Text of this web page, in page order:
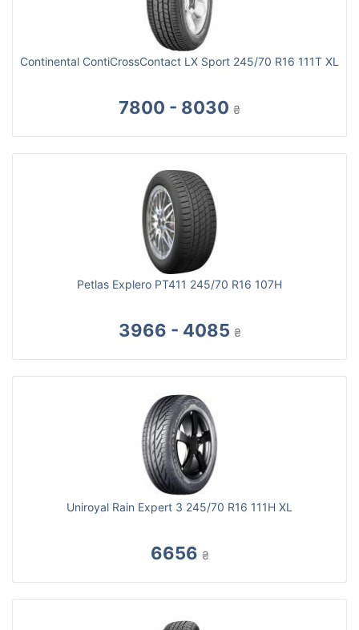
Continental ContiCrossContact LX Sport 245/70 R16 111T XL
7800 - 8030 ₴
Petlas Explero PT411 245/70 R16 107H
3966 - 4085 ₴
Uniroyal Rain Expert 3 245/70 R16 111H XL
6656 ₴